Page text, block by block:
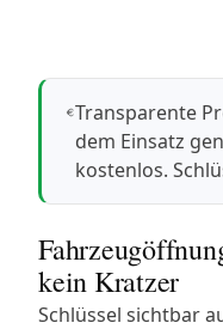
Transparente
dem Einsatz
kostenlos.
kein Kratzer
Schlüssel sichtbar